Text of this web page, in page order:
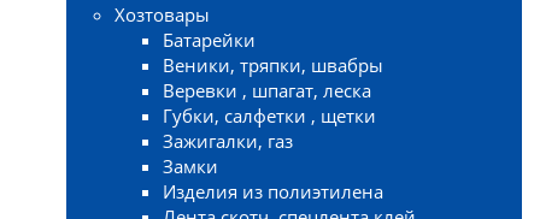
Хозтовары
Батарейки
Веники, тряпки, швабры
Веревки , шпагат, леска
Губки, салфетки , щетки
Зажигалки, газ
Замки
Изделия из полиэтилена